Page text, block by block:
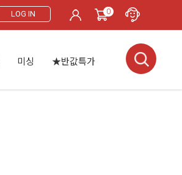
LOG IN 0
미싱 ★반값특가